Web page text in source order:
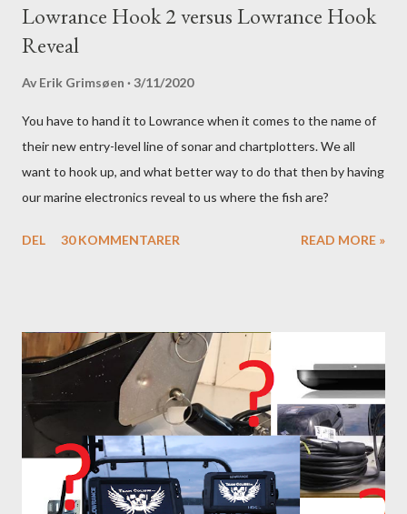
Lowrance Hook 2 versus Lowrance Hook
Reveal
Av Erik Grimsøen 3/11/2020
You have to hand it to Lowrance when it comes to the name of
their new entry-level line of sonar and chartplotters. We all
want to hook up, and what better way to do that then by having
our marine electronics reveal to us where the fish are?
DEL 30 KOMMENTARER READ MORE »